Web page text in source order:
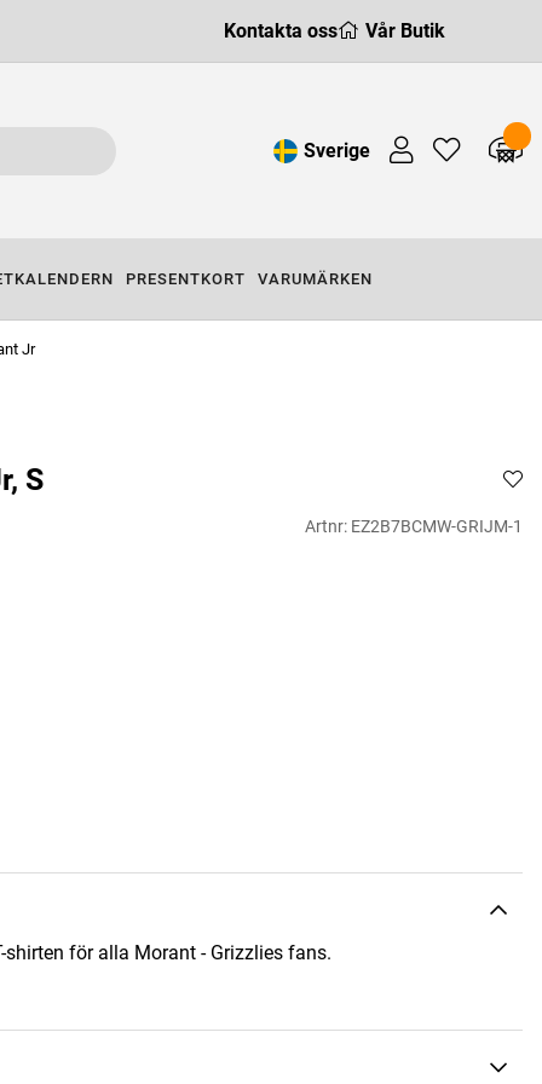
Kontakta oss Vår Butik
Sverige
PRESENTKORT VARUMÄRKEN
Jr
S
Artnr: EZ2B7BCMW-GRIJM-1
shirten för alla Morant - Grizzlies fans.